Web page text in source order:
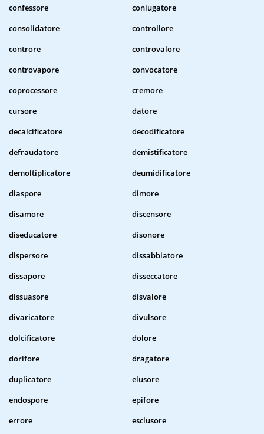
confessore
coniugatore
consolidatore
controllore
controre
controvalore
controvapore
convocatore
coprocessore
cremore
cursore
datore
decalcificatore
decodificatore
defraudatore
demistificatore
demoltiplicatore
deumidificatore
diaspore
dimore
disamore
discensore
diseducatore
disonore
dispersore
dissabbiatore
dissapore
disseccatore
dissuasore
disvalore
divaricatore
divulsore
dolcificatore
dolore
dorifore
dragatore
duplicatore
elusore
endospore
epifore
errore
esclusore